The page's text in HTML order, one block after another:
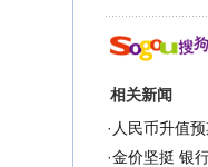
相关新闻
· 人民币升值
·金价坚挺 银